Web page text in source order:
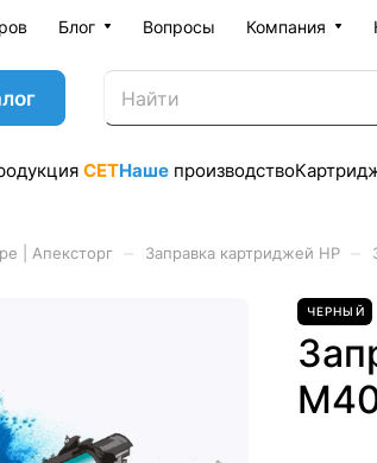
Блог Вопросы Компания
CETНаше производство
| Апексторг Заправка картриджей HP
ЧЕРНЫЙ